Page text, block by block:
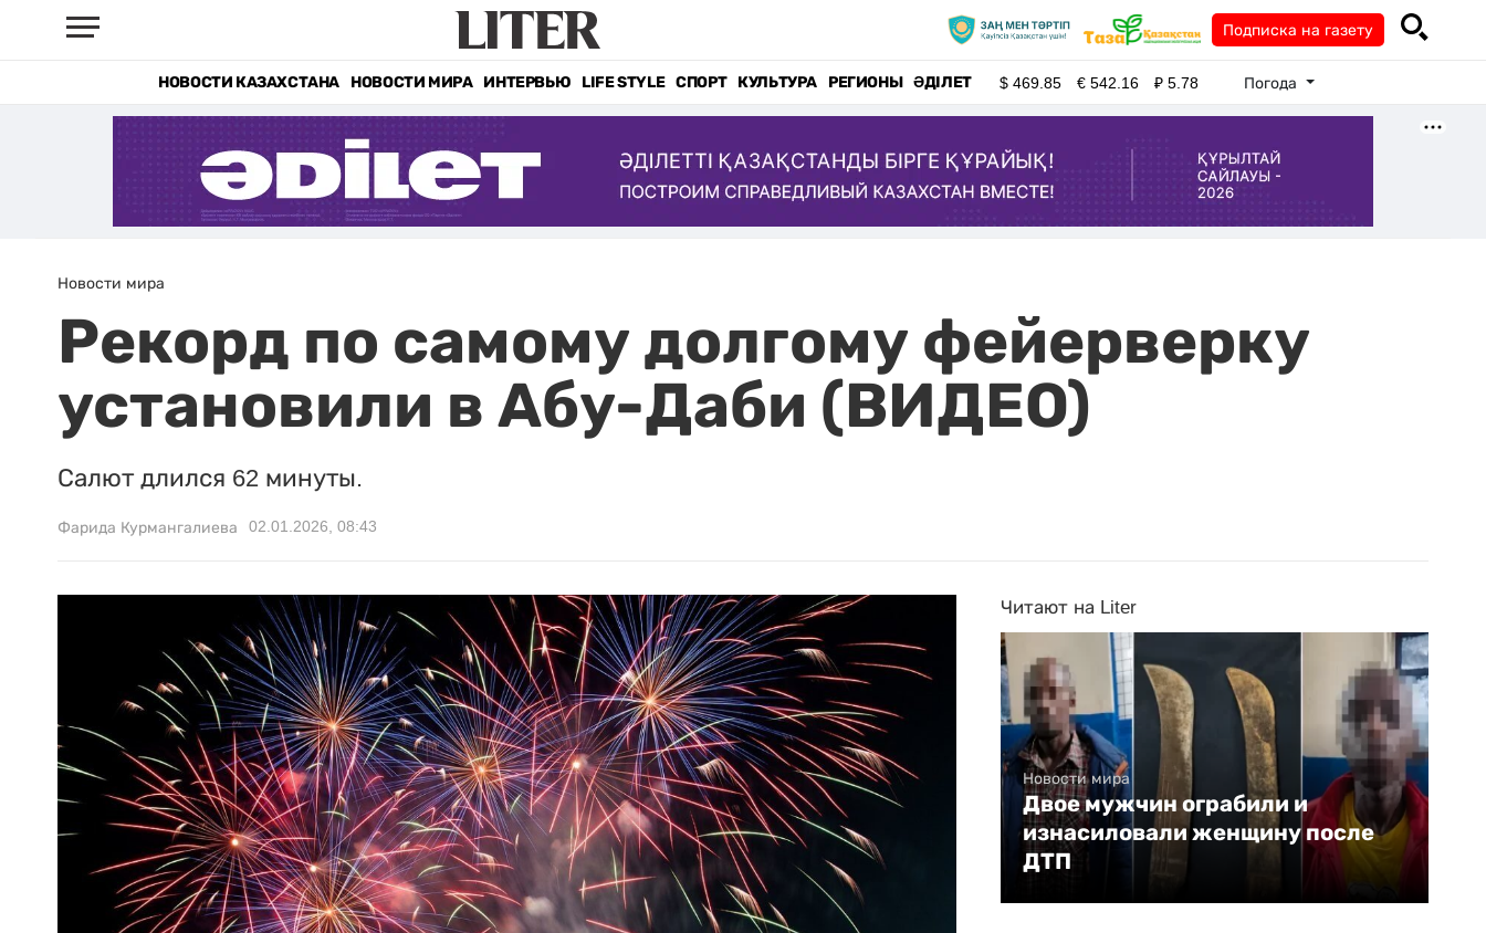
Подписка на газету
НОВОСТИ КАЗАХСТАНА НОВОСТИ МИРА ИНТЕРВЬЮ LIFE STYLE СПОРТ КУЛЬТУРА РЕГИОНЫ ӘДІЛЕТ $469.85 €542.16 ₽5.78 Погода
Новости мира
Рекорд по самому долгому фейерверку
установили в Абу-Даби (ВИДЕО)
Салют длился 62 минуты.
Фарида Курмангалиева 02.01.2026, 08:43
Читают на Liter
Новости мира
Двое мужчин ограбили и
изнасиловали женщину после
ДТП